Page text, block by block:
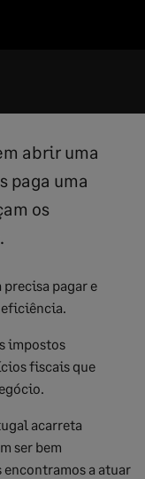
abrir uma
paga uma
os
precisa pagar e
impostos
fiscais que
acarreta
ser bem
encontramos a atuar